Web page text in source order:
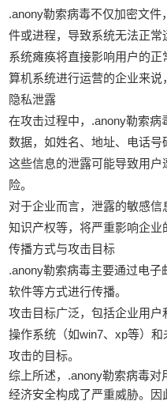
.anony勒索病毒不仅加密文
件或进程，导致系统无法正常
系统瘫痪将直接影响用户的
算机系统进行运营的企业来说
隐私泄露
在攻击过程中，.anony勒索
数据，如姓名、地址、电话号
这些信息的泄露可能导致用
险。
对于企业而言，泄露的敏感信
知识产权等，将严重影响企业
传播方式与攻击目标
.anony勒索病毒主要通过电
软件等方式进行传播。
攻击目标广泛，包括企业用
操作系统（如win7、xp等）
攻击的目标。
综上所述，.anony勒索病毒
经济安全构成了严重威胁。